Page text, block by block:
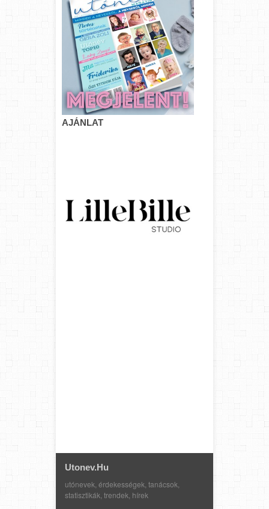
AJÁNLAT
Utonev.hu
utónevek, érdekességek, tanácsok,
statisztikák, trendek, hírek